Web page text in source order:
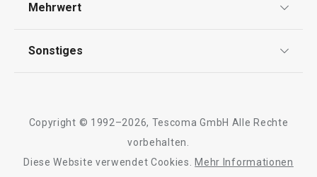
Impressum
Kontaktformular
Mehrwert
Qualität
Sonstiges
Barrierefreiheit
Copyright © 1992–2026, Tescoma GmbH Alle Rechte
vorbehalten.
Diese Website verwendet Cookies.
Mehr Informationen